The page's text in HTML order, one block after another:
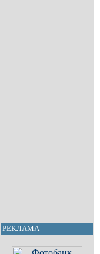
РЕКЛАМА